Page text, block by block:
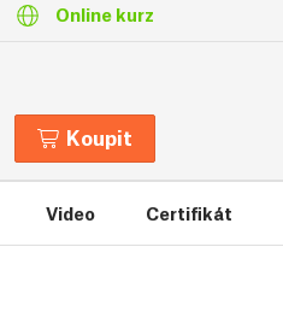
Online kurz
Koupit
Video Certifikát